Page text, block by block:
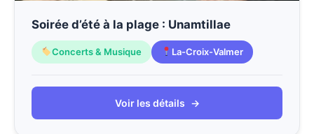
Soirée d’été à la plage : Unamtillae
Concerts & Musique La-Croix-Valmer
Voir les détails →